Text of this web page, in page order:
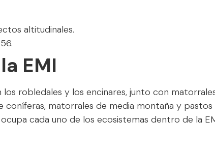
altitudinales.
EMI
robledales y los encinares, junto con
matorrales de media montaña y pastos
cada uno de los ecosistemas dentro de la